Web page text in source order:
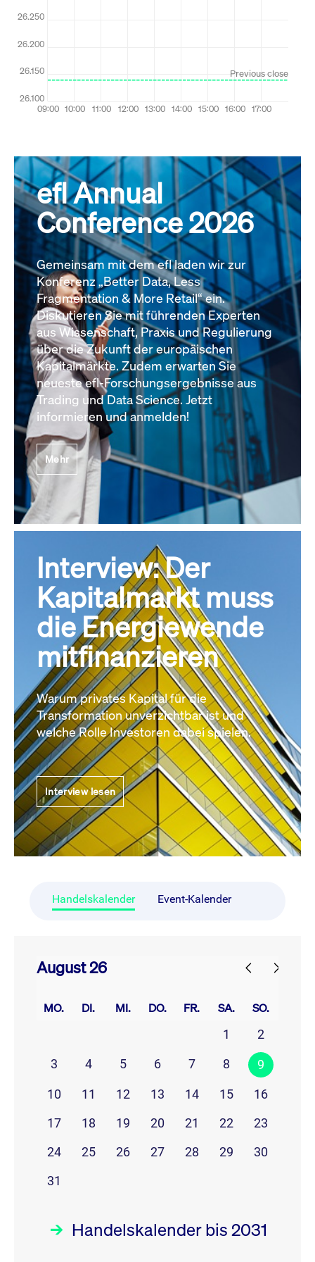
efl Annual
Conference 2026
Gemeinsam mit dem efl laden wir zur
Konferenz „Better Data, Less
Fragmentation & More Retail“ ein.
Diskutieren Sie mit führenden Experten
aus Wissenschaft, Praxis und Regulierung
über die Zukunft der europäischen
Kapitalmärkte. Zudem erwarten Sie
neueste efl-Forschungsergebnisse aus
Trading und Data Science. Jetzt
informieren und anmelden!
Mehr
Interview: Der
Kapitalmarkt muss
die Energiewende
mitfinanzieren
Warum privates Kapital für die
Transformation unverzichtbar ist und
welche Rolle Investoren dabei spielen.
Interview lesen
Handelskalender Event-Kalender
August 26
MO. DI. MI. DO. FR. SA. SO.
1
2
3
4 5 6 7 8 9
10 11 12 13 14 15
16
17
18 19 20 21 22
23
24
25 26 27 28 29
30
31
Handelskalender bis 2031